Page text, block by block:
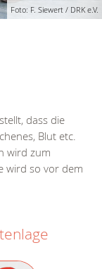
Foto: F. Siewert / DRK e.V.
dass die
Blut etc.
wird zum
wird so vor dem